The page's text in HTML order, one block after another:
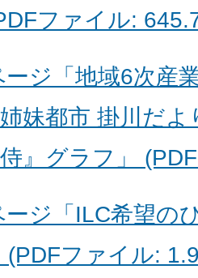
ファイル:
ージ「地域6次産
妹都市 掛川だよ
侍』グラフ」
ージ「ILC希望の
(PDFファイル: